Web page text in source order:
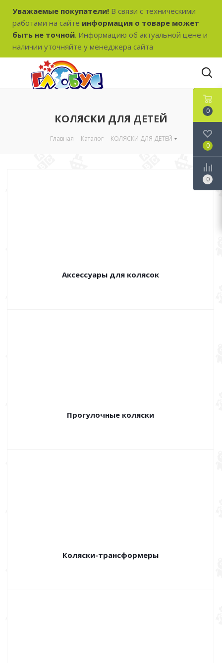
Уважаемые покупатели! В связи с техническими
работами на сайте информация о товаре может
быть не точной. Информацию об актуальной цене и
наличии уточняйте у менеджера сайта
КОЛЯСКИ ДЛЯ ДЕТЕЙ
Главная - Каталог - КОЛЯСКИ ДЛЯ ДЕТЕЙ
Аксессуары для колясок
Прогулочные коляски
Коляски-трансформеры
0
0
0